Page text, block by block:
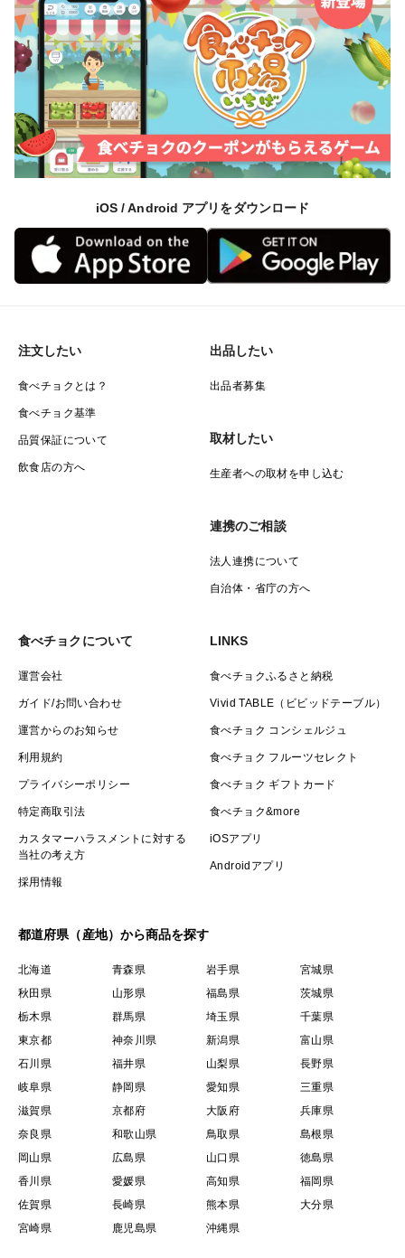
iOS / Android アプリをダウンロード
注文したい
食べチョクとは？
食べチョク基準
品質保証について
飲食店の方へ
出品したい
出品者募集
取材したい
生産者への取材を申し込む
連携のご相談
法人連携について
自治体・省庁の方へ
食べチョクについて
運営会社
ガイド/お問い合わせ
運営からのお知らせ
利用規約
プライバシーポリシー
特定商取引法
カスタマーハラスメントに対する
当社の考え方
採用情報
LINKS
食べチョクふるさと納税
Vivid TABLE（ビビッドテーブル）
食べチョク コンシェルジュ
食べチョク フルーツセレクト
食べチョク ギフトカード
食べチョク&more
iOSアプリ
Androidアプリ
都道府県（産地）から商品を探す
北海道 青森県 岩手県
宮城県
秋田県
山形県 福島県
茨城県
栃木県
群馬県 埼玉県
千葉県
東京都
神奈川県 新潟県
富山県
石川県
福井県 山梨県
長野県
岐阜県
静岡県 愛知県
三重県
滋賀県
京都府 大阪府
兵庫県
奈良県
和歌山県 鳥取県
島根県
岡山県
広島県 山口県
徳島県
香川県
愛媛県 高知県
福岡県
佐賀県
長崎県 熊本県
大分県
宮崎県
鹿児島県 沖縄県